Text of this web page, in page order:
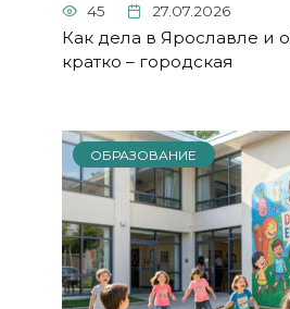
45 27.07.2026
Как дела в Ярославле и
кратко – городская
ОБРАЗОВАНИЕ